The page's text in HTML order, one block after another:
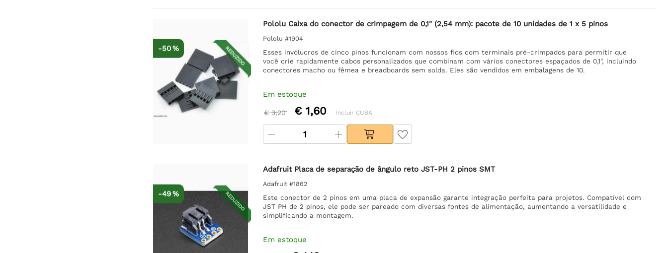
REDUZIDO
-50 %
Pololu Caixa do conector de crimpagem de 0,1" (2,54 mm): pacote de 10 unidades de 1 x 5 pinos
Pololu #1904
Esses invólucros de cinco pinos funcionam com nossos fios com terminais pré-crimpados para permitir que
você crie rapidamente cabos personalizados que combinam com vários conectores espaçados de 0,1", incluindo
conectores macho ou fêmea e breadboards sem solda. Eles são vendidos em embalagens de 10.
Em estoque
€ 3,20 € 1,60 Incluir CUBA
REDUZIDO
-49 %
Adafruit Placa de separação de ângulo reto JST-PH 2 pinos SMT
Adafruit #1862
Este conector de 2 pinos em uma placa de expansão garante integração perfeita para projetos. Compatível com
JST PH de 2 pinos, ele pode ser pareado com diversas fontes de alimentação, aumentando a versatilidade e
simplificando a montagem.
Em estoque